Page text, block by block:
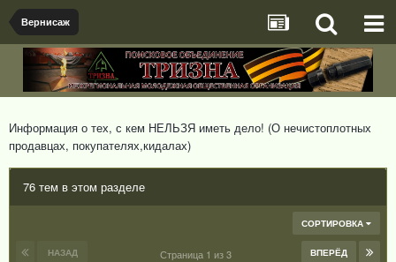
Вернисаж
Информация о тех, с кем НЕЛЬЗЯ иметь дело! (О нечистоплотных
продавцах, покупателях,кидалах)
76 тем в этом разделе
СОРТИРОВКА
НАЗАД ВПЕРЁД
Страница 1 из 3